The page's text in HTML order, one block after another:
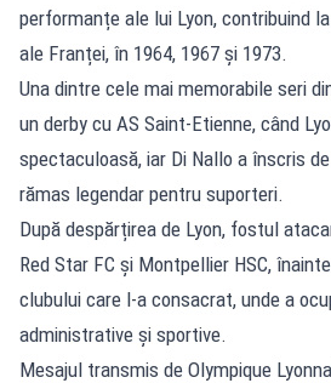
performanțe ale lui Lyon, contribuind
ale Franței, în 1964, 1967 și 1973.
Una dintre cele mai memorabile seri
un derby cu AS Saint-Etienne, când
spectaculoasă, iar Di Nallo a înscris
rămas legendar pentru suporteri.
După despărțirea de Lyon, fostul
Red Star FC și Montpellier HSC,
clubului care l-a consacrat, unde a
administrative și sportive.
Mesajul transmis de Olympique